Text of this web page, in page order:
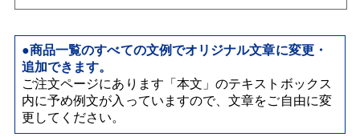
●商品一覧のすべての文例でオリジナル文章に変更・
追加できます。
ご注文ページにあります「本文」のテキストボックス
内に予め例文が入っていますので、文章をご自由に変
更してください。